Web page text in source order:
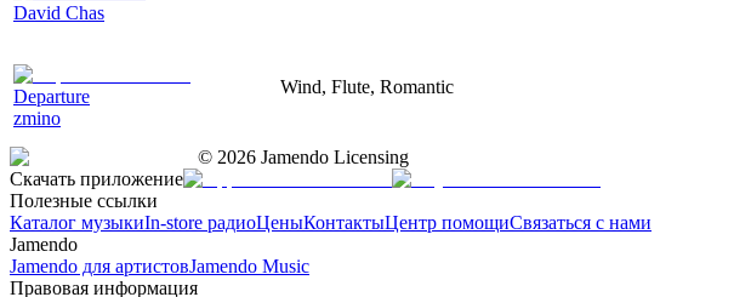
David Chas
Departure
zmino
Wind, Flute, Romantic
© 2026 Jamendo Licensing
Скачать приложение
Полезные ссылки
Каталог музыкиIn-store радиоЦеныКонтактыЦентр помощиСвязаться с нами
Jamendo
Jamendo для артистовJamendo Music
Правовая информация